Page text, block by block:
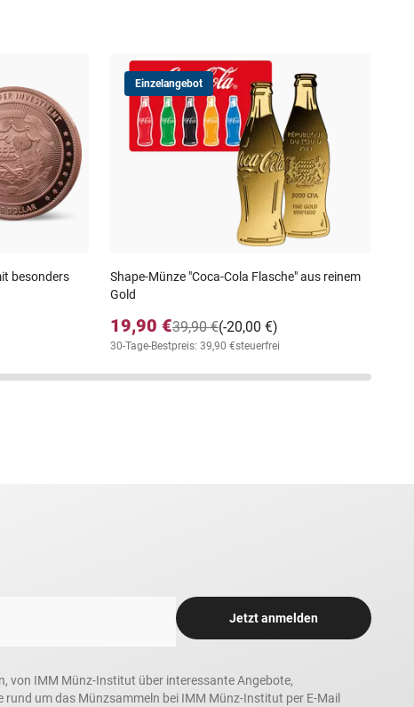
besonders
Einzelangebot
Shape-Münze "Coca-Cola Flasche" aus reinem
Gold
19,90 € (-20,00 €)
39,90 €
30-Tage-Bestpreis: 39,90 €steuerfrei
Jetzt anmelden
von IMM Münz-Institut über interessante Angebote,
rund um das Münzsammeln bei IMM Münz-Institut per E-Mail